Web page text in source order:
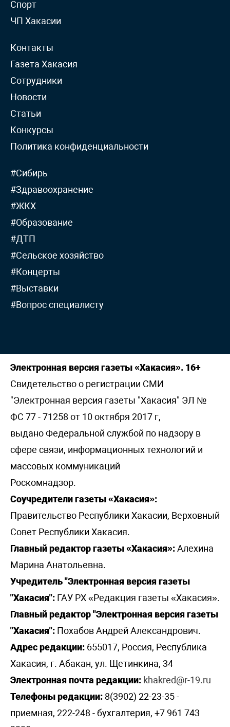
Спорт
ЧП Хакасии
Контакты
Газета Хакасия
Сотрудники
Новости
Статьи
Конкурсы
Политика конфиденциальности
#Сибирь
#Здравоохранение
#ЖКХ
#Образование
#ДТП
#Сельское хозяйство
#Концерты
#Выставки
#Вопрос специалисту
Электронная версия газеты «Хакасия». 16+
Свидетельство о регистрации СМИ
"Электронная версия газеты "Хакасия" ЭЛ №
ФС 77 - 71258 от 10 октября 2017 г,
выдано Федеральной службой по надзору в
сфере связи, информационных технологий и
массовых коммуникаций
Роскомнадзор.
Соучредители газеты «Хакасия»:
Правительство Республики Хакасии, Верховный
Совет Республики Хакасия.
Главный редактор газеты «Хакасия»:Алехина
Марина Анатольевна.
Учредитель "Электронная версия газеты
"Хакасия": ГАУ РХ «Редакция газеты «Хакасия».
Главный редактор "Электронная версия газеты
"Хакасия": Похабов Андрей Александрович.
Адрес редакции: 655017, Россия, Республика
Хакасия, г. Абакан, ул. Щетинкина, 34
Электронная почта редакции: khakred@r-19.ru
Телефоны редакции: 8(3902) 22-23-35 -
приемная, 222-248 - бухгалтерия, +7 961 743